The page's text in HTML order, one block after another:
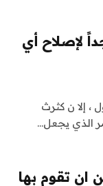
جداً لإصلاح أي
، إلا ن كثرث
الذي يجعل…
يمكن ان تقوم بها